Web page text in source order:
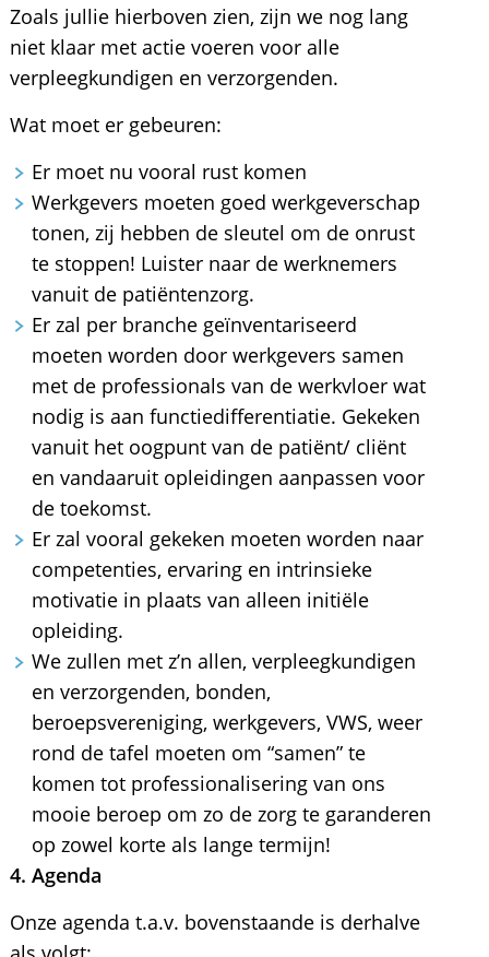
Zoals jullie hierboven zien, zijn we nog lang
niet klaar met actie voeren voor alle
verpleegkundigen en verzorgenden.
Wat moet er gebeuren:
Er moet nu vooral rust komen
Werkgevers moeten goed werkgeverschap
tonen, zij hebben de sleutel om de onrust
te stoppen! Luister naar de werknemers
vanuit de patiëntenzorg.
Er zal per branche geïnventariseerd
moeten worden door werkgevers samen
met de professionals van de werkvloer wat
nodig is aan functiedifferentiatie. Gekeken
vanuit het oogpunt van de patiënt/ cliënt
en vandaaruit opleidingen aanpassen voor
de toekomst.
Er zal vooral gekeken moeten worden naar
competenties, ervaring en intrinsieke
motivatie in plaats van alleen initiële
opleiding.
We zullen met z’n allen, verpleegkundigen
en verzorgenden, bonden,
beroepsvereniging, werkgevers, VWS, weer
rond de tafel moeten om “samen” te
komen tot professionalisering van ons
mooie beroep om zo de zorg te garanderen
op zowel korte als lange termijn!
4. Agenda
Onze agenda t.a.v. bovenstaande is derhalve